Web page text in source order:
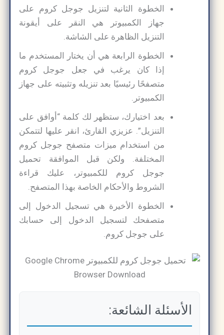
الخطوة الثانية لتنزيل جوجل كروم على
جهاز الكمبيوتر هي النقر على أيقونة
التنزيل الظاهرة على الشاشة.
الخطوة الرابعة هي أن يختار المستخدم ما
إذا كان يرغب في جعل جوجل كروم
متصفحًا رئيسيًا بعد تنزيله وتثبيته على جهاز
الكمبيوتر.
بعد اختيارك، ستظهر لك كلمة “أوافق على
التنزيل”. عزيزي القارئ، انقر عليها لتتمكن
من استخدام ميزات متصفح جوجل كروم
المختلفة. ولكن قبل الموافقة تحميل
جوجل كروم للكمبيوتر، عليك قراءة
الشروط والأحكام الخاصة بهذا المتصفح.
الخطوة الأخيرة هي تسجيل الدخول إلى
متصفحك لتسجيل الدخول إلى حسابك
على جوجل كروم.
الأسئلة الشائعة: